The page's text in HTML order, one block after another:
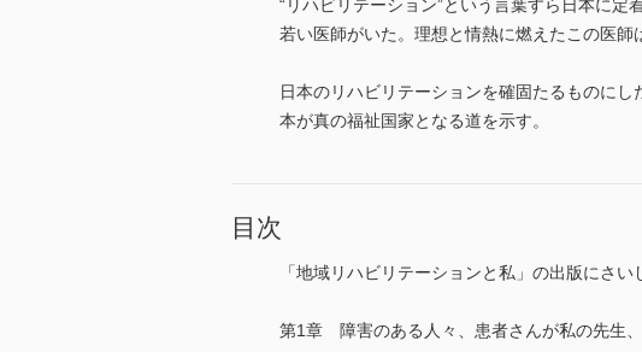
“リハビリテーション”という言葉すら日本に
若い医師がいた。理想と情熱に燃えたこの医師
日本のリハビリテーションを確固たるものに
本が真の福祉国家となる道を示す。
目次
「地域リハビリテーションと私」の出版にさい
第1章 障害のある人々、患者さんが私の先生、